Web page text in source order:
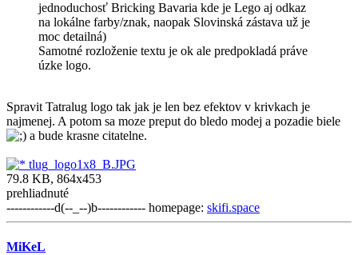
jednoduchosť Bricking Bavaria kde je Lego aj odkaz
na lokálne farby/znak, naopak Slovinská zástava už je
moc detailná)
Samotné rozloženie textu je ok ale predpokladá práve
úzke logo.
Spravit Tatralug logo tak jak je len bez efektov v krivkach je
najmenej. A potom sa moze preput do bledo modej a pozadie biele
a bude krasne citatelne.
tlug_logo1x8_B.JPG
79.8 KB, 864x453
prehliadnuté
------------d(--_--)b------------ homepage: skifi.space
MiKeL